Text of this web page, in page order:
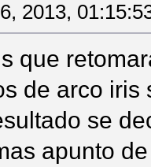
2013,
que
de arco
se
apunto